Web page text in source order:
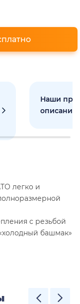
Наши
легко и
с резьбой
башмак»